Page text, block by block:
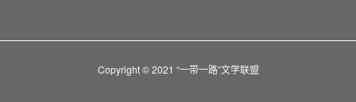
Copyright © 2021 “一带一路”文学联盟